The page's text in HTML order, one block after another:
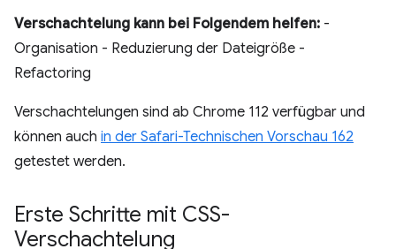
Verschachtelung kann bei Folgendem helfen: -
Organisation - Reduzierung der Dateigröße -
Refactoring
Verschachtelungen sind ab Chrome 112 verfügbar und
können auch in der Safari-Technischen Vorschau 162
getestet werden.
Erste Schritte mit CSS-
Verschachtelung